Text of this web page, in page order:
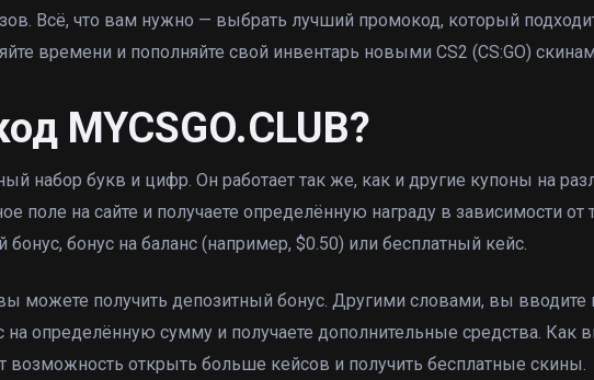
Всё, что вам нужно — выбрать лучший промокод, который
времени и пополняйте свой инвентарь новыми CS2 (CS:GO)
MYCSGO.CLUB?
набор букв и цифр. Он работает так же, как и другие купоны на
поле на сайте и получаете определённую награду в зависимости от
бонус на баланс (например, $0.50) или бесплатный кейс.
можете получить депозитный бонус. Другими словами, вы вводите
на определённую сумму и получаете дополнительные средства. Как
возможность открыть больше кейсов и получить бесплатные скины.